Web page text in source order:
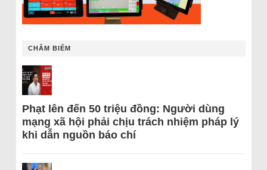
CHÂM BIẾM
Phạt lên đến 50 triệu đồng: Người dùng
mạng xã hội phải chịu trách nhiệm pháp lý
khi dẫn nguồn báo chí